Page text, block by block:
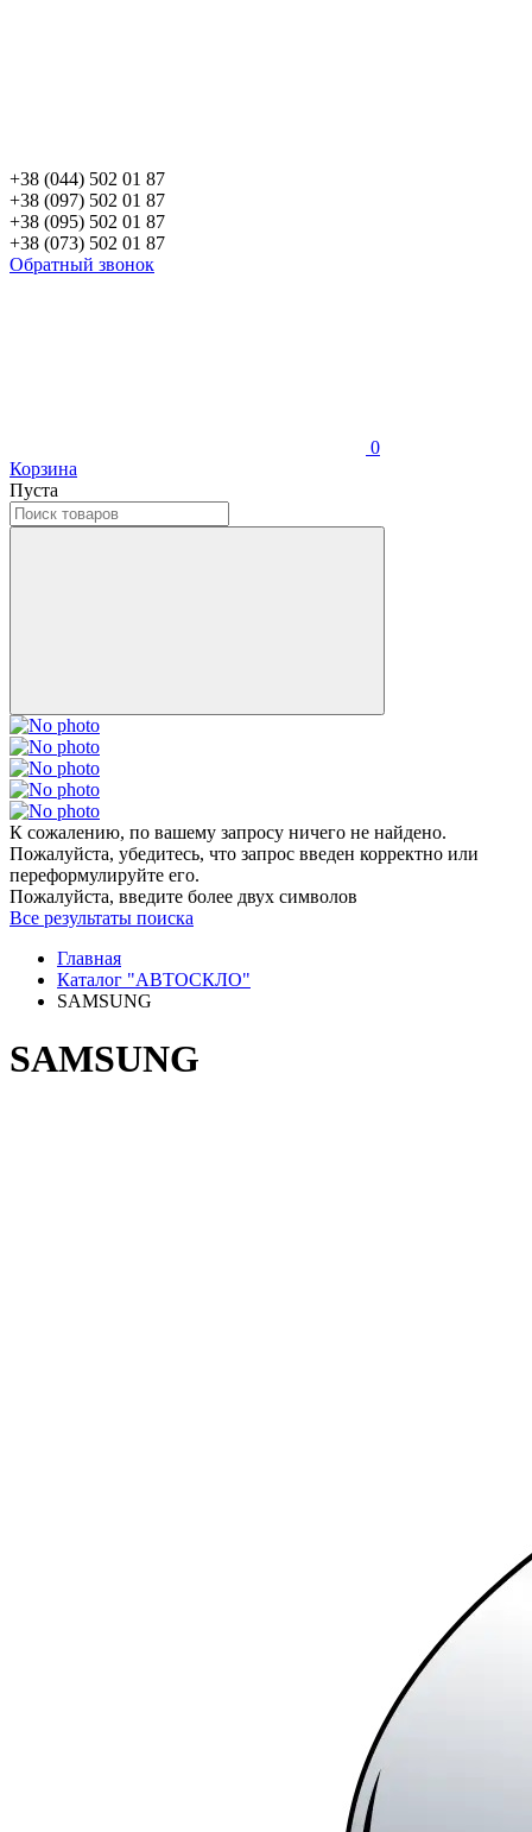
+38 (044) 502 01 87
+38 (097) 502 01 87
+38 (095) 502 01 87
+38 (073) 502 01 87
Обратный звонок
0
Корзина
Пуста
К сожалению, по вашему запросу ничего не найдено.
Пожалуйста, убедитесь, что запрос введен корректно или
переформулируйте его.
Пожалуйста, введите более двух символов
Все результаты поиска
Главная
Каталог "АВТОСКЛО"
SAMSUNG
SAMSUNG